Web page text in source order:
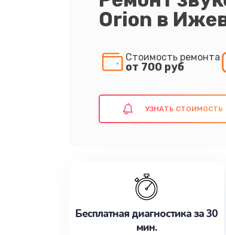
Orion в
Стоимость ремонта
от 700 руб
УЗНАТЬ СТОИМОСТЬ
Бесплатная диагностика за 30
мин.